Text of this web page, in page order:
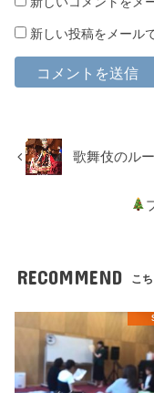
新しい投稿をメール
歌舞伎のル
RECOMMEND こ